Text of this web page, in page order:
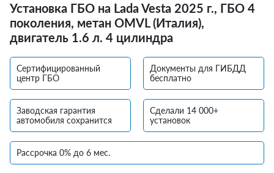
Установка ГБО на Lada Vesta 2025 г., ГБО 4
поколения, метан OMVL (Италия),
двигатель 1.6 л. 4 цилиндра
Сертифицированный
центр ГБО
Документы для ГИБДД
бесплатно
Заводская гарантия
автомобиля сохранится
Сделали 14 000+
установок
Рассрочка 0% до 6 мес.